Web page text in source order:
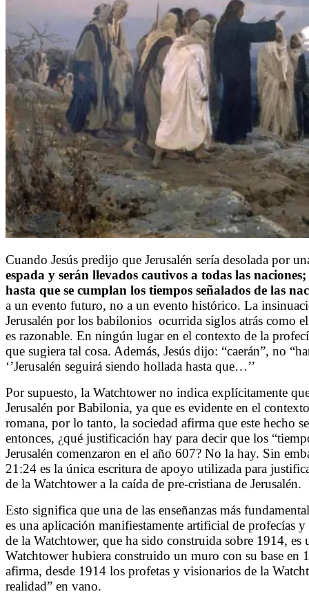
Cuando Jesús predijo que Jerusalén sería desolada por
espada y serán llevados cautivos a todas las
hasta que se cumplan los tiempos señalados de las
a un evento futuro, no a un evento histórico. La
Jerusalén por los babilonios ocurrida siglos atrás como
es razonable. En ningún lugar en el contexto de la
que sugiera tal cosa. Además, Jesús dijo: “caerán”, no
‘’Jerusalén seguirá siendo hollada hasta que…’’
Por supuesto, la Watchtower no indica explícitamente
Jerusalén por Babilonia, ya que es evidente en el contexto
romana, por lo tanto, la sociedad afirma que este hecho
entonces, ¿qué justificación hay para decir que los
Jerusalén comenzaron en el año 607? No la hay. Sin
21:24 es la única escritura de apoyo utilizada para
de la Watchtower a la caída de pre-cristiana de Jerusalén.
Esto significa que una de las enseñanzas más
es una aplicación manifiestamente artificial de profecías
de la Watchtower, que ha sido construida sobre 1914,
Watchtower hubiera construido un muro con su base en
afirma, desde 1914 los profetas y visionarios de la
realidad” en vano.